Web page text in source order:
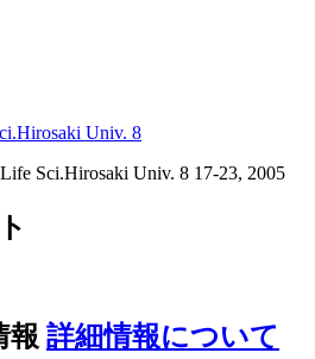
Univ. 8
Sci.Hirosaki Univ. 8 17-23, 2005
報 詳細情報について